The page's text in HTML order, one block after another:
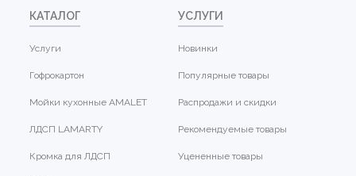
КАТАЛОГ
Услуги
Гофрокартон
Мойки кухонные AMALET
ЛДСП LAMARTY
Кромка для ЛДСП
УСЛУГИ
Новинки
Популярные товары
Распродажи и скидки
Рекомендуемые товары
Уцененные товары